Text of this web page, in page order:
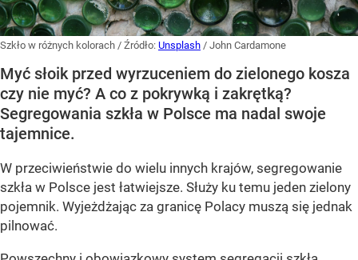
Szkło w różnych kolorach / Źródło: Unsplash / John Cardamone
Myć słoik przed wyrzuceniem do zielonego kosza
czy nie myć? A co z pokrywką i zakrętką?
Segregowania szkła w Polsce ma nadal swoje
tajemnice.
W przeciwieństwie do wielu innych krajów, segregowanie
szkła w Polsce jest łatwiejsze. Służy ku temu jeden zielony
pojemnik. Wyjeżdżając za granicę Polacy muszą się jednak
pilnować.